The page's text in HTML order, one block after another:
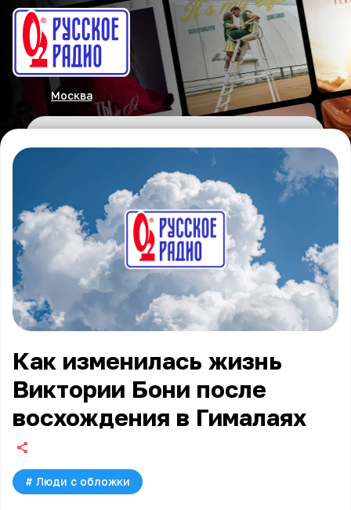
Москва
Как изменилась жизнь
Виктории Бони после
восхождения в Гималаях
# Люди с обложки